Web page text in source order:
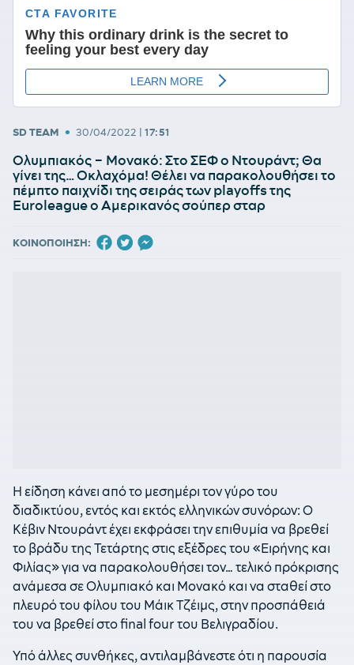
SD TEAM • 30/04/2022 | 17:51
Ολυμπιακός – Μονακό: Στο ΣΕΦ ο Ντουράντ; Θα
γίνει της… Οκλαχόμα! Θέλει να παρακολουθήσει το
πέμπτο παιχνίδι της σειράς των playoffs της
Euroleague ο Αμερικανός σούπερ σταρ
ΚΟΙΝΟΠΟΙΗΣΗ:
Η είδηση κάνει από το μεσημέρι τον γύρο του
διαδικτύου, εντός και εκτός ελληνικών συνόρων: Ο
Κέβιν Ντουράντ έχει εκφράσει την επιθυμία να βρεθεί
το βράδυ της Τετάρτης στις εξέδρες του «Ειρήνης και
Φιλίας» για να παρακολουθήσει τον… τελικό πρόκρισης
ανάμεσα σε Ολυμπιακό και Μονακό και να σταθεί στο
πλευρό του φίλου του Μάικ Τζέιμς, στην προσπάθειά
του να βρεθεί στο final four του Βελιγραδίου.
Υπό άλλες συνθήκες, αντιλαμβάνεστε ότι η παρουσία